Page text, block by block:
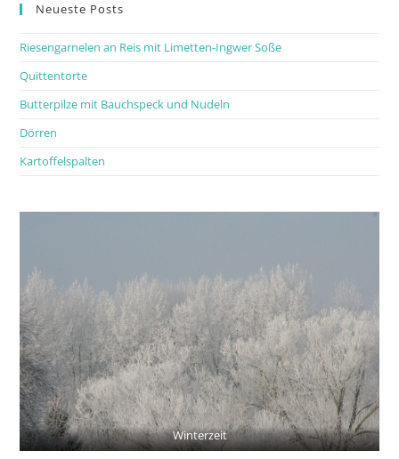
Neueste Posts
Riesengarnelen an Reis mit Limetten-Ingwer Soße
Quittentorte
Butterpilze mit Bauchspeck und Nudeln
Dörren
Kartoffelspalten
Winterzeit